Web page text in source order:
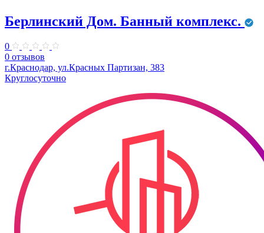
Берлинский Дом. Банный комплекс.
0
0 отзывов
г.Краснодар, ул.Красных Партизан, 383
Круглосуточно